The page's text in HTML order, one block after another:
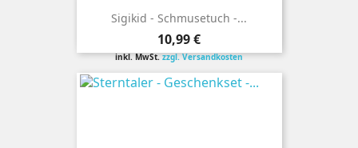
Sigikid - Schmusetuch -...
Preis
10,99 €
inkl. MwSt.zzgl. Versandkosten